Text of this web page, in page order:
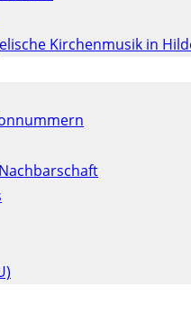
Kirchenmusik in